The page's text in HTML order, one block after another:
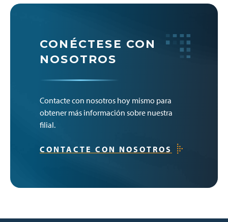
CONÉCTESE CON
NOSOTROS
Contacte con nosotros hoy mismo para
obtener más información sobre nuestra
filial.
CONTACTE CON NOSOTROS